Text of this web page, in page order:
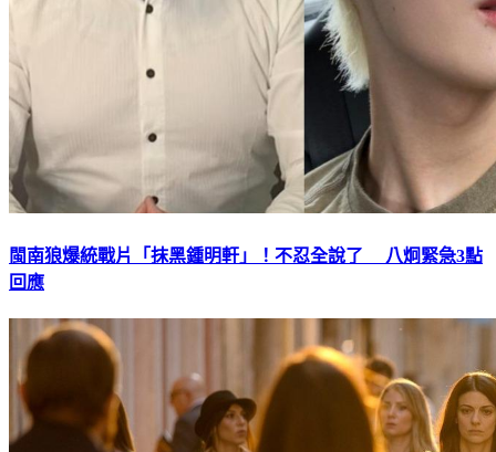
閩南狼爆統戰片「抹黑鍾明軒」！不忍全說了 八炯緊急3點
回應